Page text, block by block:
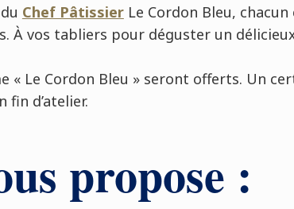
Chef PâtissierLe Cordon Bleu,
À vos tabliers pour déguster un
« Le Cordon Bleu » seront offerts. Un
fin d’atelier.
propose :